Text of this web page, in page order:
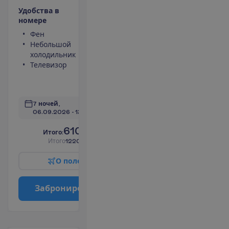
Удобства в
номере
Фен
Небольшой
холодильник
Телевизор
7 ночей,
06.09.2026 - 13.09.2026
Итого:610.00
Итого1220.00
О поле
Заброниро